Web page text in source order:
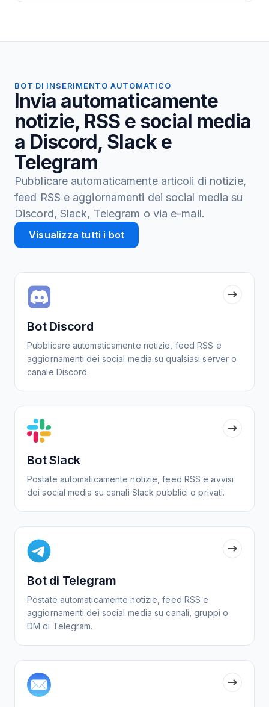
BOT DI INSERIMENTO AUTOMATICO
Invia automaticamente
notizie, RSS e social media
a Discord, Slack e
Telegram
Pubblicare automaticamente articoli di notizie,
feed RSS e aggiornamenti dei social media su
Discord, Slack, Telegram o via e-mail.
Visualizza tutti i bot
Bot Discord
Pubblicare automaticamente notizie, feed RSS e
aggiornamenti dei social media su qualsiasi server o
canale Discord.
Bot Slack
Postate automaticamente notizie, feed RSS e avvisi
dei social media su canali Slack pubblici o privati.
Bot di Telegram
Postate automaticamente notizie, feed RSS e
aggiornamenti dei social media su canali, gruppi o
DM di Telegram.